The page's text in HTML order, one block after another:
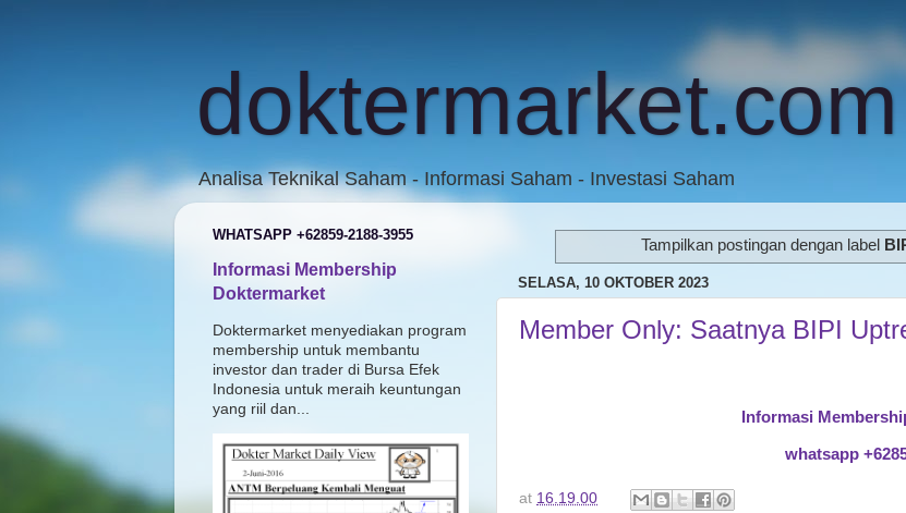
doktermarket.com
Analisa Teknikal Saham - Informasi Saham - Investasi Saham
Tampilkan postingan dengan label
SELASA, 10 OKTOBER 2023
Member Only: Saatnya BIPI
Informasi
whatsapp
at 16.19.00
WHATSAPP +62859-2188-3955
Informasi Membership
Doktermarket
Doktermarket menyediakan program
membership untuk membantu
investor dan trader di Bursa Efek
Indonesia untuk meraih keuntungan
yang riil dan...